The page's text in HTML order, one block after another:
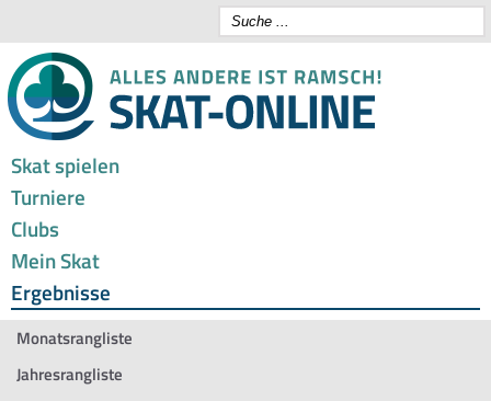
Skat spielen
Turniere
Clubs
Mein Skat
Ergebnisse
Monatsrangliste
Jahresrangliste